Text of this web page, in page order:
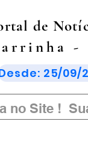
de
-
25/09/